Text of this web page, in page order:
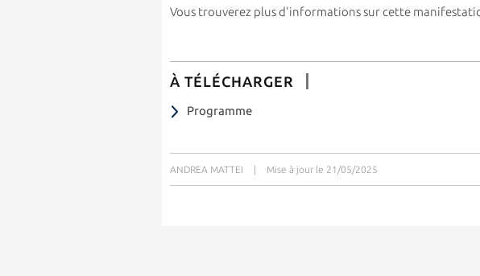
Vous trouverez plus d'informations sur cette
À TÉLÉCHARGER
Programme
ANDREA MATTEI | Mise à jour le 21/05/2025